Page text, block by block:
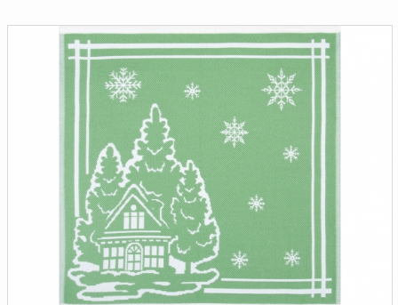
гостиниц
Текстильная галантерея и
фурнитура
Условия работы
Оплата и доставка
Как оформить заказ
Как нас найти
Написать нам
Доверенность на
получение груза
Документы по работе с
персональными данными
Письмо руководителю